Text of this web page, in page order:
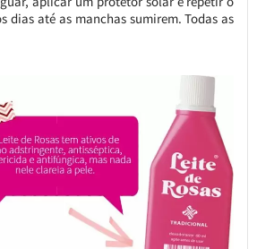
dias até as manchas sumirem. Todas as